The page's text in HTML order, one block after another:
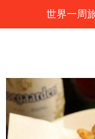
世界一周